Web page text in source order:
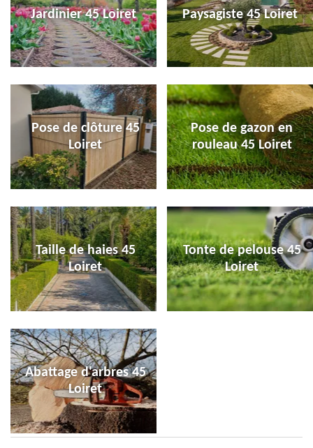
Jardinier 45 Loiret Paysagiste 45 Loiret
Pose de clôture 45
Loiret
Pose de gazon en
rouleau 45 Loiret
Taille de haies 45
Loiret
Tonte de pelouse 45
Loiret
Abattage d'arbres 45
Loiret